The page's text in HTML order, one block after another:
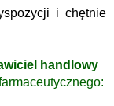
i chętnie
handlowy